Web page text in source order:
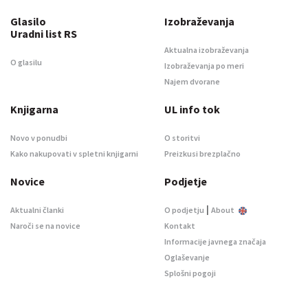
Glasilo
Uradni list RS
O glasilu
Izobraževanja
Aktualna izobraževanja
Izobraževanja po meri
Najem dvorane
Knjigarna
Novo v ponudbi
Kako nakupovati v spletni knjigarni
UL info tok
O storitvi
Preizkusi brezplačno
Novice
Aktualni članki
Naroči se na novice
Podjetje
O podjetju | About
Kontakt
Informacije javnega značaja
Oglaševanje
Splošni pogoji